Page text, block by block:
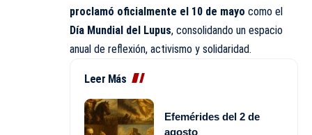
proclamó oficialmente el 10 de mayo como el
Día Mundial del Lupus, consolidando un espacio
anual de reflexión, activismo y solidaridad.
Leer Más
Efemérides del 2 de
agosto